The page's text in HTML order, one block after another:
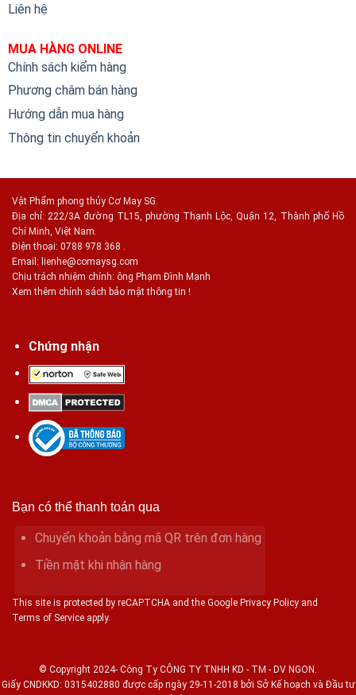
Liên hệ
MUA HÀNG ONLINE
Chính sách kiểm hàng
Phương châm bán hàng
Hướng dẫn mua hàng
Thông tin chuyển khoản
Vật Phẩm phong thủy Cơ May SG.
Địa chỉ: 222/3A đường TL15, phường Thạnh Lộc, Quận 12, Thành phố Hồ
Chí Minh, Việt Nam.
Điện thoại: 0788 978 368 .
Email: lienhe@comaysg.com
Chịu trách nhiệm chính: ông Phạm Đình Mạnh
Xem thêm chính sách bảo mật thông tin !
Chứng nhận
Bạn có thể thanh toán qua
Chuyển khoản bằng mã QR trên đơn hàng
Tiền mặt khi nhận hàng
This site is protected by reCAPTCHA and the Google Privacy Policy and
Terms of Service apply.
© Copyright 2024- Công Ty CÔNG TY TNHH KD - TM - DV NGON.
Giấy CNDKKD: 0315402880 được cấp ngày 29-11-2018 bởi Sở Kế hoạch và Đầu tư